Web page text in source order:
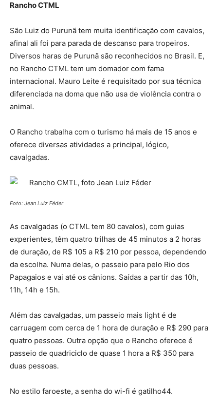
Rancho CTML
São Luiz do Purunã tem muita identificação com cavalos,
afinal ali foi para parada de descanso para tropeiros.
Diversos haras de Purunã são reconhecidos no Brasil. E,
no Rancho CTML tem um domador com fama
internacional. Mauro Leite é requisitado por sua técnica
diferenciada na doma que não usa de violência contra o
animal.
O Rancho trabalha com o turismo há mais de 15 anos e
oferece diversas atividades a principal, lógico,
cavalgadas.
Foto: Jean Luiz Féder
As cavalgadas (o CTML tem 80 cavalos), com guias
experientes, têm quatro trilhas de 45 minutos a 2 horas
de duração, de R$ 105 a R$ 210 por pessoa, dependendo
da escolha. Numa delas, o passeio para pelo Rio dos
Papagaios e vai até os cânions. Saídas a partir das 10h,
11h, 14h e 15h.
Além das cavalgadas, um passeio mais light é de
carruagem com cerca de 1 hora de duração e R$ 290 para
quatro pessoas. Outra opção que o Rancho oferece é
passeio de quadriciclo de quase 1 hora a R$ 350 para
duas pessoas.
No estilo faroeste, a senha do wi-fi é gatilho44.